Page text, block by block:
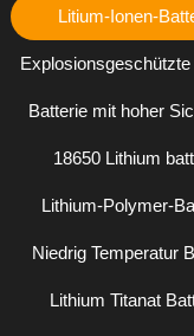
Litium-Ionen-
Batterie mit hoher
18650 Lithium
Lithium-Polymer-
Niedrig Temperatur
Lithium Titanat